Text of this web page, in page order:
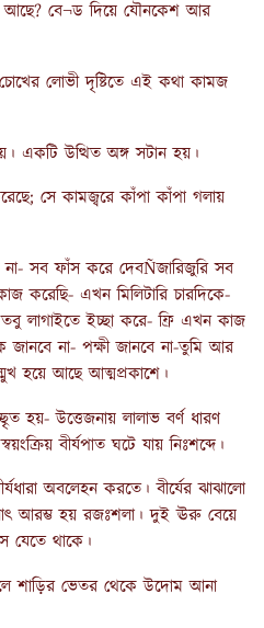
আছে? বে¬ড দিয়ে যৌনকেশ আর
লোভী দৃষ্টিতে এই কথা কামজ
একটি উত্থিত অঙ্গ সটান হয়।
সে কামজ্বরে কাঁপা কাঁপা গলায়
না- সব ফাঁস করে দেবÑজারিজুরি সব
করেছি- এখন মিলিটারি চারদিকে-
লাগাইতে ইচ্ছা করে- ফ্রি এখন কাজ
না- পক্ষী জানবে না-তুমি আর
হয়ে আছে আত্মপ্রকাশে।
হয়- উত্তেজনায় লালাভ বর্ণ ধারণ
বীর্যপাত ঘটে যায় নিঃশব্দে।
অবলেহন করতে। বীর্যের ঝাঝালো
আরম্ভ হয় রজঃশলা। দুই ঊরু বেয়ে
যেতে থাকে।
শাড়ির ভেতর থেকে উদোম আনা